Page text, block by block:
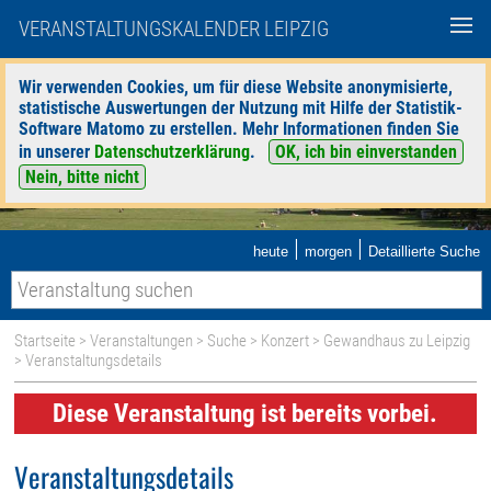
VERANSTALTUNGSKALENDER LEIPZIG
Wir verwenden Cookies, um für diese Website anonymisierte,
statistische Auswertungen der Nutzung mit Hilfe der Statistik-
Software Matomo zu erstellen. Mehr Informationen finden Sie
in unserer Datenschutzerklärung.
OK, ich bin einverstanden
Nein, bitte nicht
heute | morgen | Detaillierte Suche
Startseite >Veranstaltungen > Suche > Konzert > Gewandhaus zu Leipzig
> Veranstaltungsdetails
Diese Veranstaltung ist bereits vorbei.
Veranstaltungsdetails